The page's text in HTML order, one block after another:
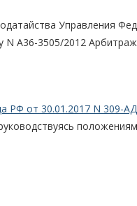
Управления
N А36-3505/2012
РФ от 30.01.2017 N 309-